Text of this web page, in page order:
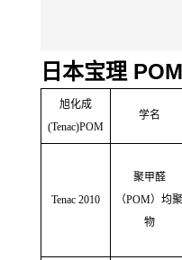
日本宝理
旭化成
(Tenac)POM
学名
Tenac 2010
聚甲醛
（POM）均聚
物